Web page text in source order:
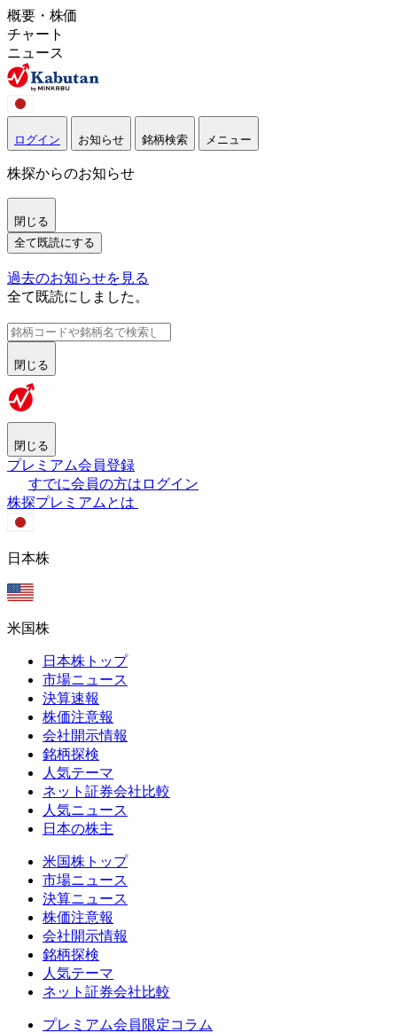
概要・株価
チャート
ニュース
ログイン お知らせ 銘柄検索 メニュー
株探からのお知らせ
閉じる
全て既読にする
過去のお知らせを見る
全て既読にしました。
閉じる
閉じる
プレミアム会員登録
すでに会員の方はログイン
株探プレミアムとは
日本株
米国株
日本株トップ
市場ニュース
決算速報
株価注意報
会社開示情報
銘柄探検
人気テーマ
ネット証券会社比較
人気ニュース
日本の株主
米国株トップ
市場ニュース
決算ニュース
株価注意報
会社開示情報
銘柄探検
人気テーマ
ネット証券会社比較
プレミアム会員限定コラム